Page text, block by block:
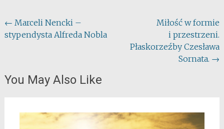
Post
navigation
← Marceli Nencki –
stypendysta Alfreda Nobla
Miłość w formie
i przestrzeni.
Płaskorzeźby Czesława
Sornata. →
You May Also Like